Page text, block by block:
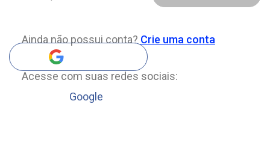
Ainda não possui conta? Crie uma conta
Acesse com suas redes sociais:
Google